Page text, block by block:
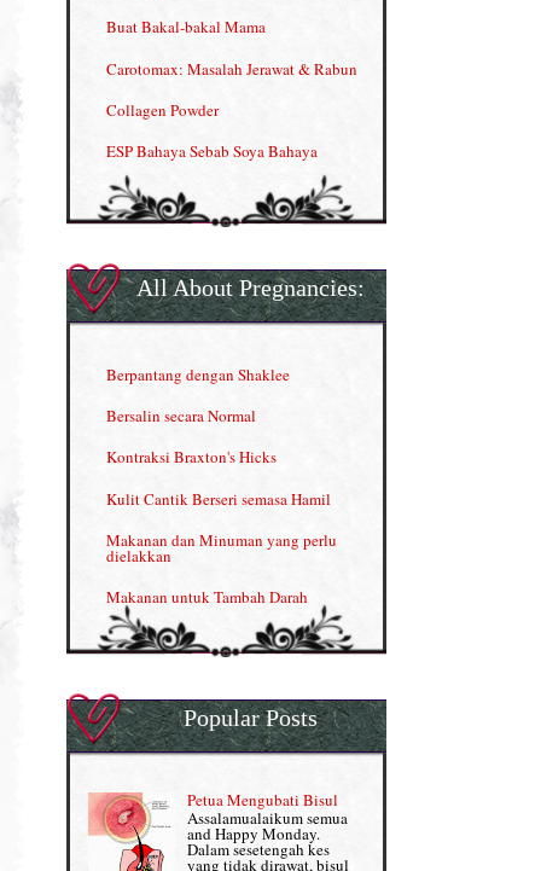
Buat Bakal-bakal Mama
Carotomax: Masalah Jerawat & Rabun
Collagen Powder
ESP Bahaya Sebab Soya Bahaya
ESP Produk Shaklee Paling HOT
Gla Complex (II)
Herbal Blend the Magic Cream
Nutrisi untuk Ikhtiar Hamil
OMEGA GUARD
Omega Guard: EPA & DHA for kids
OSTEMATRIX
Pantang Larang dalam Pengambilan
Vitamin
Penjagaan Rambut: Prosante Hair Care
Persediaan Haji & Umrah
All About Pregnancies:
Berpantang dengan Shaklee
Bersalin secara Normal
Kontraksi Braxton's Hicks
Kulit Cantik Berseri semasa Hamil
Makanan dan Minuman yang perlu
dielakkan
Makanan untuk Tambah Darah
Masalah HB rendah?
Normal VS Czer
Pemakanan Semasa Hamil
Penyusuan Bayi
Perkembangan Minda Bayi
Popular Posts
Petua Mengubati Bisul
Assalamualaikum semua
and Happy Monday.
Dalam sesetengah kes
yang tidak dirawat, bisul